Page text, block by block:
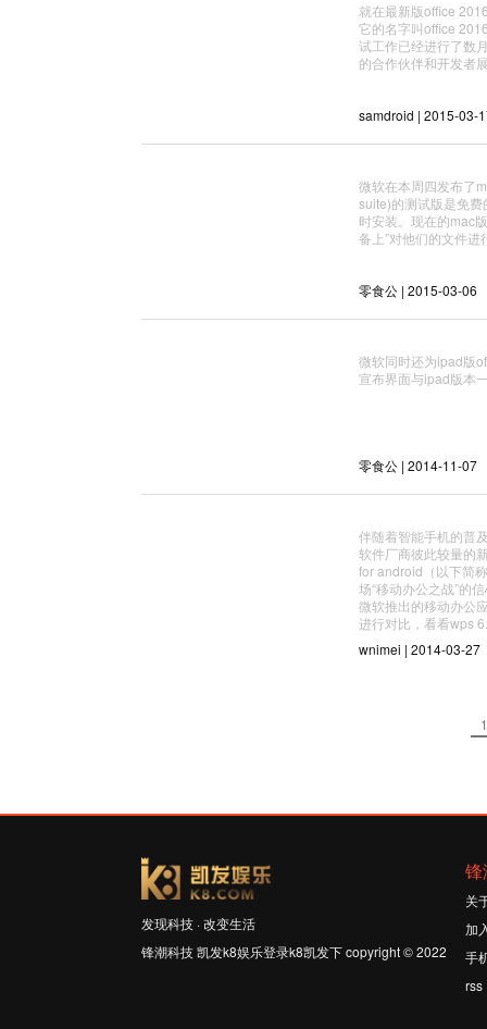
就在最新版office
它的名字叫office
试工作已经进行了数
的合作伙伴和开发者
samdroid | 2015-03-
微软在本周四发布了
suite)的测试版是免
时安装。现在的mac
备上”对他们的文件进
零食公 | 2015-03-06
微软同时还为ipad版
宣布界面与ipad版本
零食公 | 2014-11-07
伴随着智能手机的普
软件厂商彼此较量的
for android（以下简
场“移动办公之战”的
微软推出的移动办公
进行对比，看看wps
wnimei | 2014-03-27
1
发现科技 · 改变生活
锋潮科技 凯发k8娱乐登录k8凯发下 copyright © 2022
锋
关
加
手
rss